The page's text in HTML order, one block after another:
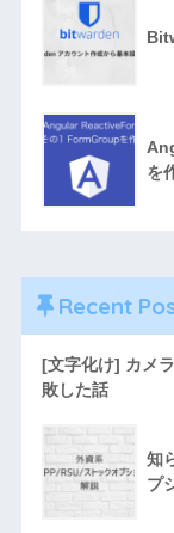
を
Recent
[文字化け] カメ
敗した話
知
プ